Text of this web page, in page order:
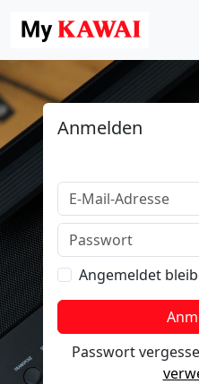
Anmelden
Angemeldet
Passwort